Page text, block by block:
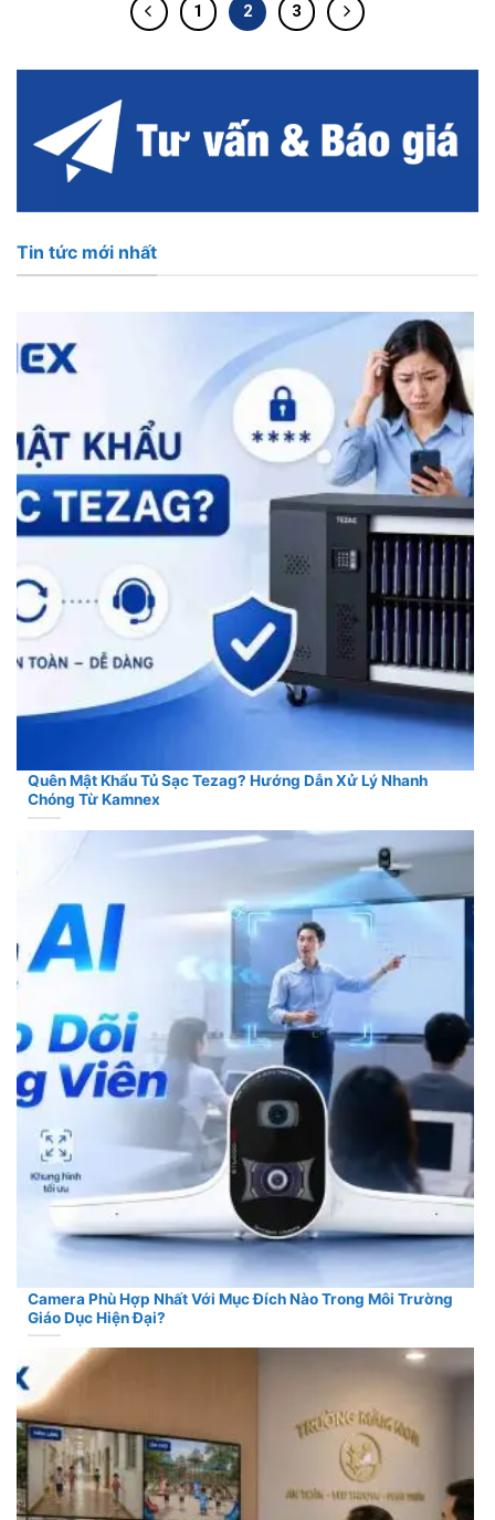
1 2 3
Tin tức mới nhất
Quên Mật Khẩu Tủ Sạc Tezag? Hướng Dẫn Xử Lý Nhanh
Chóng Từ Kamnex
Camera Phù Hợp Nhất Với Mục Đích Nào Trong Môi Trường
Giáo Dục Hiện Đại?